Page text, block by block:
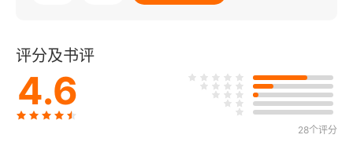
评分及书评
4.6
28个评分